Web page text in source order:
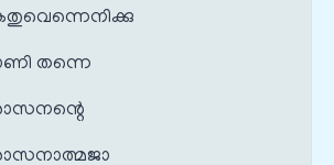
തന്നെ